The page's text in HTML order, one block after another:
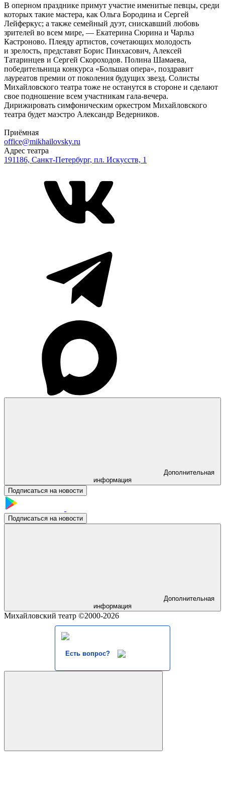
В оперном празднике примут участие именитые певцы, среди
которых такие мастера, как Ольга Бородина и Сергей
Лейферкус; а также семейный дуэт, снискавший любовь
зрителей во всем мире, — Екатерина Сюрина и Чарльз
Кастроново. Плеяду артистов, сочетающих молодость
и зрелость, представят Борис Пинхасович, Алексей
Татаринцев и Сергей Скороходов. Полина Шамаева,
победительница конкурса «Большая опера», поздравит
лауреатов премии от поколения будущих звезд. Солисты
Михайловского театра тоже не останутся в стороне и сделают
свое подношение всем участникам гала-вечера.
Дирижировать симфоническим оркестром Михайловского
театра будет маэстро Александр Ведерников.
Приёмная
office@mikhailovsky.ru
Адрес театра
191186, Санкт-Петербург, пл. Искусств, 1
Дополнительная
информация
Подписаться на новости
Подписаться на новости
Дополнительная
информация
Михайловский театр ©2000-2026
Есть вопрос?